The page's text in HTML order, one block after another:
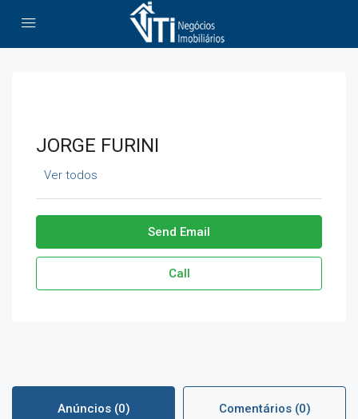
JORGE FURINI
Ver todos
Send Email
Call
Anúncios (0) Comentários (0)